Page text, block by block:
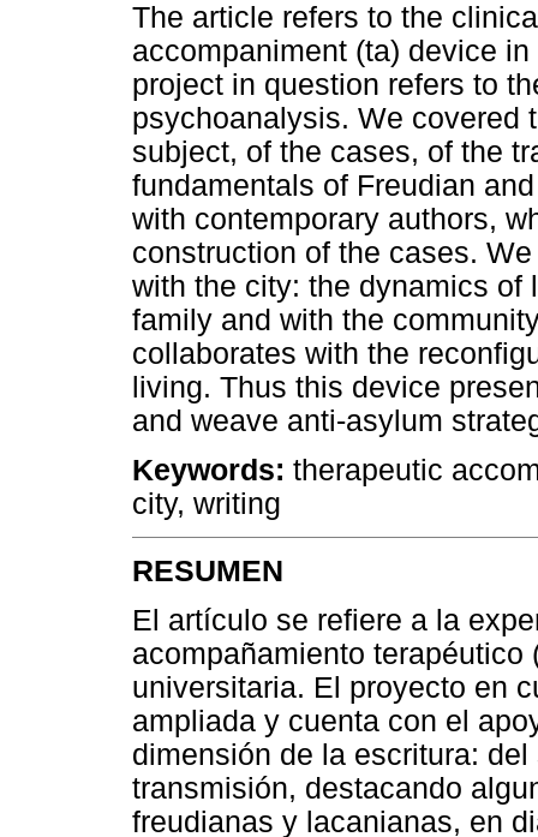
The article refers to the
accompaniment (ta) device
project in question refers to
psychoanalysis. We covered
subject, of the cases, of the
fundamentals of Freudian
with contemporary authors,
construction of the cases.
with the city: the dynamics of
family and with the
collaborates with the
living. Thus this device
and weave anti-asylum
Keywords: therapeutic
city, writing
RESUMEN
El artículo se refiere a la
acompañamiento
universitaria. El proyecto en
ampliada y cuenta con el
dimensión de la escritura:
transmisión, destacando
freudianas y lacanianas, en